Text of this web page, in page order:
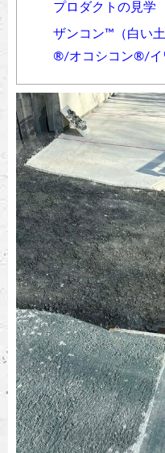
プロダクトの見学
ザンコン™︎（白い
®︎/オコシコン®︎/イ